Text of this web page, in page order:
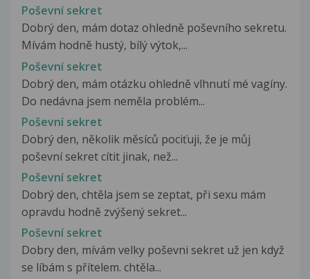
Poševní sekret
Dobrý den, mám dotaz ohledně poševního sekretu.
Mívám hodně hustý, bílý výtok,...
Poševní sekret
Dobrý den, mám otázku ohledně vlhnutí mé vagíny.
Do nedávna jsem neměla problém...
Poševní sekret
Dobrý den, několik měsíců pociťuji, že je můj
poševní sekret cítit jinak, než...
Poševní sekret
Dobrý den, chtěla jsem se zeptat, při sexu mám
opravdu hodně zvýšený sekret...
Poševní sekret
Dobry den, mívám velky poševni sekret už jen když
se líbám s přítelem. chtěla...